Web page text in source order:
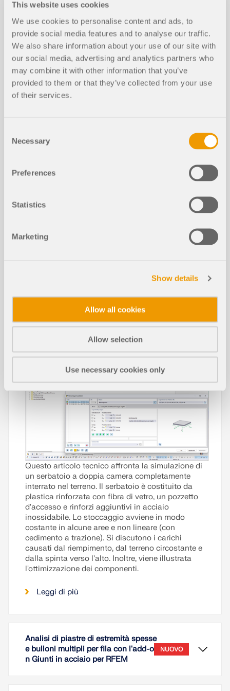
This website uses cookies
We use cookies to personalise content and ads, to
provide social media features and to analyse our traffic.
We also share information about your use of our site with
our social media, advertising and analytics partners who
may combine it with other information that you’ve
provided to them or that they’ve collected from your use
of their services.
Selection
Necessary
Preferences
Statistics
Marketing
Show details
Allow all cookies
Allow selection
Use necessary cookies only
modelli solidi in RFEM 6
Durata: 00:00:00 min
416x 96x
Supporto dell'asse
Serbatoio a doppia camera interrato
soggetto a forza di galleggiamento
Questo articolo tecnico affronta la simulazione di
un serbatoio a doppia camera completamente
interrato nel terreno. Il serbatoio è costituito da
plastica rinforzata con fibra di vetro, un pozzetto
d'accesso e rinforzi aggiuntivi in acciaio
inossidabile. Lo stoccaggio avviene in modo
costante in alcune aree e non lineare (con
cedimento a trazione). Si discutono i carichi
causati dal riempimento, dal terreno circostante e
dalla spinta verso l'alto. Inoltre, viene illustrata
l'ottimizzazione dei componenti.
Leggi di più
Analisi di piastre di estremità spesse
e bulloni multipli per fila con l'add-o
n Giunti in acciaio per RFEM
NUOVO